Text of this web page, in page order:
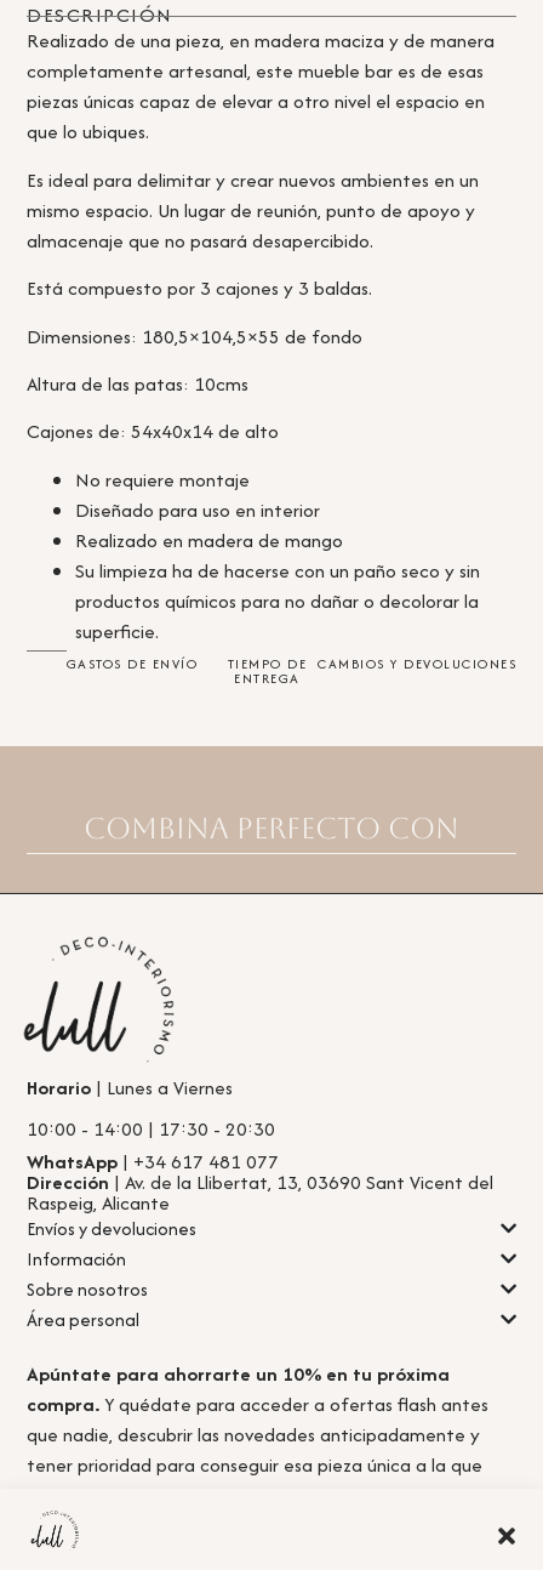
DESCRIPCIÓN
Realizado de una pieza, en madera maciza y de manera
completamente artesanal, este mueble bar es de esas
piezas únicas capaz de elevar a otro nivel el espacio en
que lo ubiques.
Es ideal para delimitar y crear nuevos ambientes en un
mismo espacio. Un lugar de reunión, punto de apoyo y
almacenaje que no pasará desapercibido.
Está compuesto por 3 cajones y 3 baldas.
Dimensiones: 180,5×104,5×55 de fondo
Altura de las patas: 10cms
Cajones de: 54x40x14 de alto
No requiere montaje
Diseñado para uso en interior
Realizado en madera de mango
Su limpieza ha de hacerse con un paño seco y sin
productos químicos para no dañar o decolorar la
superficie.
GASTOS DE ENVÍO TIEMPO DE
ENTREGA
CAMBIOS Y DEVOLUCIONES
Combina perfecto con
Horario | Lunes a Viernes
10:00 - 14:00 | 17:30 - 20:30
WhatsApp | +34 617 481 077
Dirección | Av. de la Llibertat, 13, 03690 Sant Vicent del
Raspeig, Alicante
Envíos y devoluciones
Información
Sobre nosotros
Área personal
Apúntate para ahorrarte un 10% en tu próxima
compra.Y quédate para acceder a ofertas flash antes
que nadie, descubrir las novedades anticipadamente y
tener prioridad para conseguir esa pieza única a la que